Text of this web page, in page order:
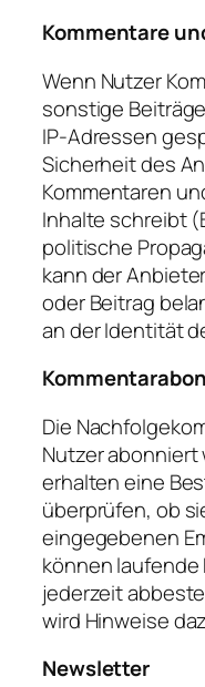
Kommentare
Wenn Nutzer
sonstige
IP-Adressen
Sicherheit des
Kommentaren
Inhalte schreibt
politische
kann der
oder Beitrag
an der Identität
Die
Nutzer abonniert
erhalten eine
überprüfen, ob
eingegebenen
können
jederzeit
wird Hinweise
Newsletter